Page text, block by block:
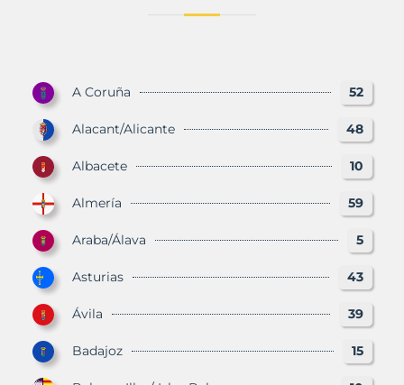
A Coruña 52
Alacant/Alicante 48
Albacete 10
Almería 59
Araba/Álava 5
Asturias 43
Ávila 39
Badajoz 15